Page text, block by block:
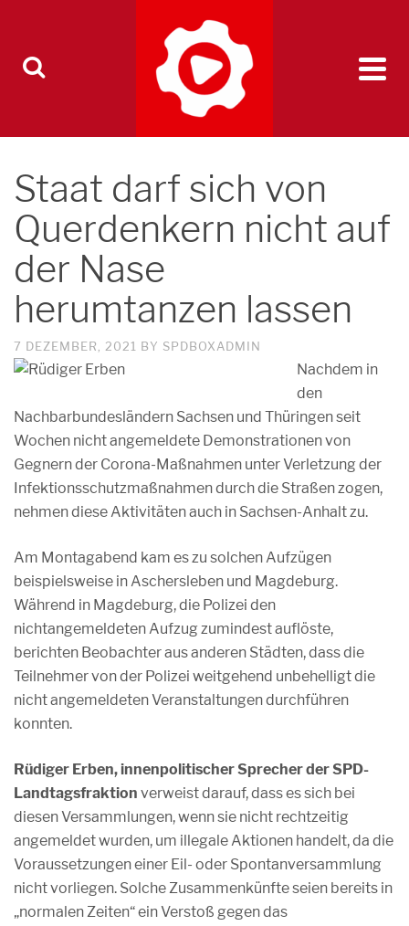
Staat darf sich von
Querdenkern nicht auf
der Nase
herumtanzen lassen
7 DEZEMBER, 2021 BY SPDBOXADMIN
Nachdem in
den
Nachbarbundesländern Sachsen und Thüringen seit
Wochen nicht angemeldete Demonstrationen von
Gegnern der Corona-Maßnahmen unter Verletzung der
Infektionsschutzmaßnahmen durch die Straßen zogen,
nehmen diese Aktivitäten auch in Sachsen-Anhalt zu.
Am Montagabend kam es zu solchen Aufzügen
beispielsweise in Aschersleben und Magdeburg.
Während in Magdeburg, die Polizei den
nichtangemeldeten Aufzug zumindest auflöste,
berichten Beobachter aus anderen Städten, dass die
Teilnehmer von der Polizei weitgehend unbehelligt die
nicht angemeldeten Veranstaltungen durchführen
konnten.
Rüdiger Erben, innenpolitischer Sprecher der SPD-
Landtagsfraktion verweist darauf, dass es sich bei
diesen Versammlungen, wenn sie nicht rechtzeitig
angemeldet wurden, um illegale Aktionen handelt, da die
Voraussetzungen einer Eil- oder Spontanversammlung
nicht vorliegen. Solche Zusammenkünfte seien bereits in
„normalen Zeiten“ ein Verstoß gegen das